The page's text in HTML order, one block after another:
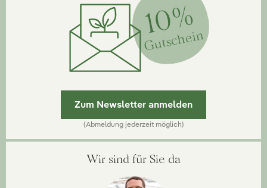
10%
Gutschein
Zum Newsletter anmelden
(Abmeldung jederzeit möglich)
Wir sind für Sie da